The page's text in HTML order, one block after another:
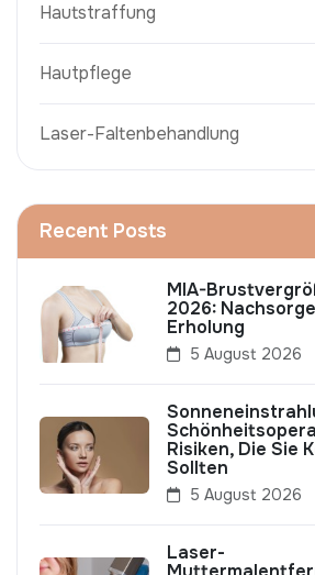
Hautstraffung
Hautpflege
Laser-Faltenbehandlung
Recent Posts
MIA-
2026:
Erholung
5 August 2026
Risiken, Die Sie
Sollten
5 August 2026
Laser-